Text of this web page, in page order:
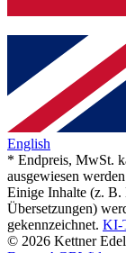
English
* Endpreis, MwSt.
ausgewiesen werden
Einige Inhalte (z. B.
Übersetzungen)
gekennzeichnet. KI-
© 2026 Kettner